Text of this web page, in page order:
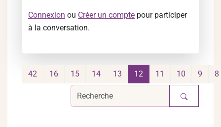
Connexion ou Créer un compte pour participer
à la conversation.
8
9
10
11
12
13
14
15
16
42